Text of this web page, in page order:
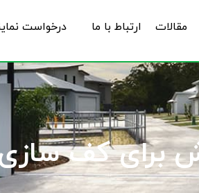
مقالات ارتباط با ما درخواست
برای کف